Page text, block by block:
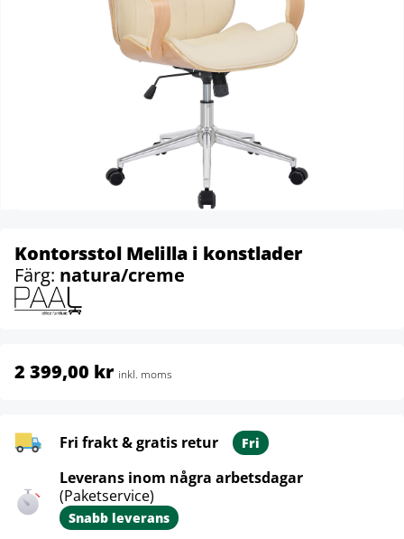
Kontorsstol Melilla i konstlader
Färg: natura/creme
2 399,00 kr inkl. moms
Fri frakt & gratis retur Fri
Leverans inom några arbetsdagar
(Paketservice)
Snabb leverans